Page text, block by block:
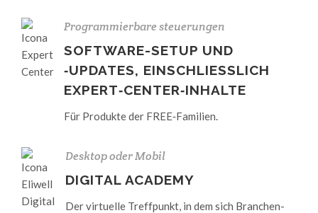
Programmierbare steuerungen
SOFTWARE-SETUP UND
‑UPDATES, EINSCHLIESSLICH
EXPERT‑CENTER‑INHALTE
Für Produkte der FREE‑Familien.
Desktop oder Mobil
DIGITAL ACADEMY
Der virtuelle Treffpunkt, in dem sich Branchen-